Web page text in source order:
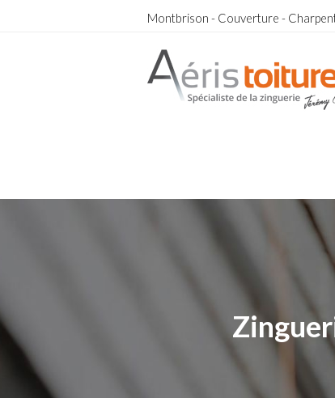
Montbrison - Couverture -